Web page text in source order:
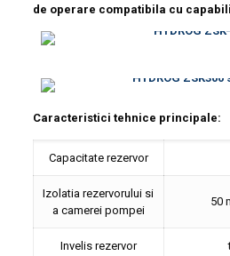
de operare compatibila cu
Caracteristici tehnice principale:
Capacitate rezervor
Izolatia rezervorului si
a camerei pompei
50
Invelis rezervor